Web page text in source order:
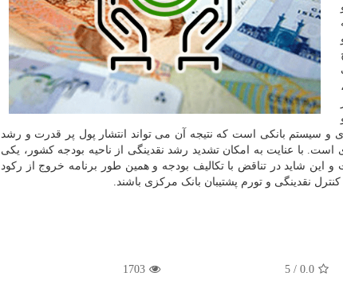
و سیستم بانکی است که نتیجه آن می تواند انتشار پول پر قدرت و رشد
با عنایت به امکان تشدید رشد نقدینگی از ناحیه بودجه کشور، یکی
و این شاید در تناقض با تکالیف بودجه و همین طور برنامه خروج از رکود
نقدینگی و تورم پشتیبان بانک مرکزی باشند.
0.0
/ 5
1703